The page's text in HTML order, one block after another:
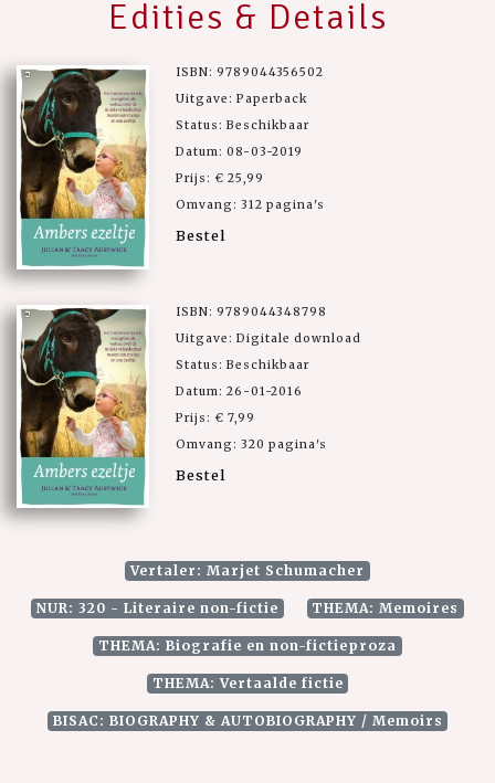
Edities & Details
ISBN: 9789044356502
Uitgave: Paperback
Status: Beschikbaar
Datum: 08-03-2019
Prijs: € 25,99
Omvang: 312 pagina's
Bestel
ISBN: 9789044348798
Uitgave: Digitale download
Status: Beschikbaar
Datum: 26-01-2016
Prijs: € 7,99
Omvang: 320 pagina's
Bestel
Vertaler: Marjet Schumacher
NUR: 320 - Literaire non-fictie THEMA: Memoires
THEMA: Biografie en non-fictieproza
THEMA: Vertaalde fictie
BISAC: BIOGRAPHY & AUTOBIOGRAPHY / Memoirs